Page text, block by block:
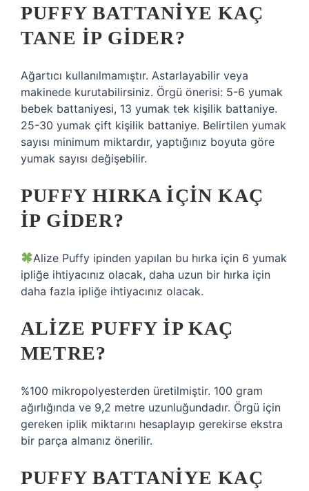
PUFFY BATTANIYE KAÇ
TANE IP GIDER?
Ağartıcı kullanılmamıştır. Astarlayabilir veya
makinede kurutabilirsiniz. Örgü önerisi: 5-6 yumak
bebek battaniyesi, 13 yumak tek kişilik battaniye.
25-30 yumak çift kişilik battaniye. Belirtilen yumak
sayısı minimum miktardır, yaptığınız boyuta göre
yumak sayısı değişebilir.
PUFFY HIRKA IÇIN KAÇ
IP GIDER?
Alize Puffy ipinden yapılan bu hırka için 6 yumak
ipliğe ihtiyacınız olacak, daha uzun bir hırka için
daha fazla ipliğe ihtiyacınız olacak.
ALIZE PUFFY IP KAÇ
METRE?
%100 mikropolyesterden üretilmiştir. 100 gram
ağırlığında ve 9,2 metre uzunluğundadır. Örgü için
gereken iplik miktarını hesaplayıp gerekirse ekstra
bir parça almanız önerilir.
PUFFY BATTANIYE KAÇ